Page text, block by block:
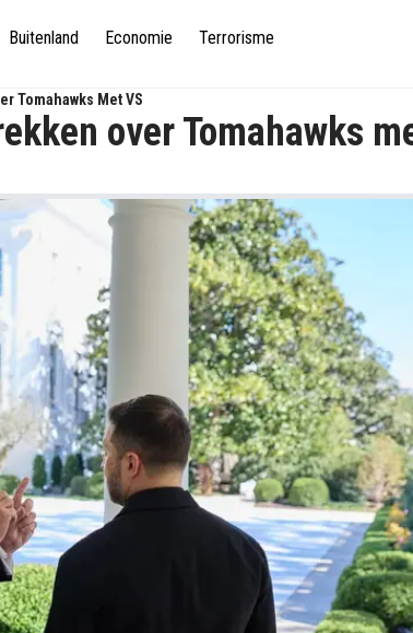
Buitenland Economie Terrorisme
Tomahawks Met VS
over Tomahawks